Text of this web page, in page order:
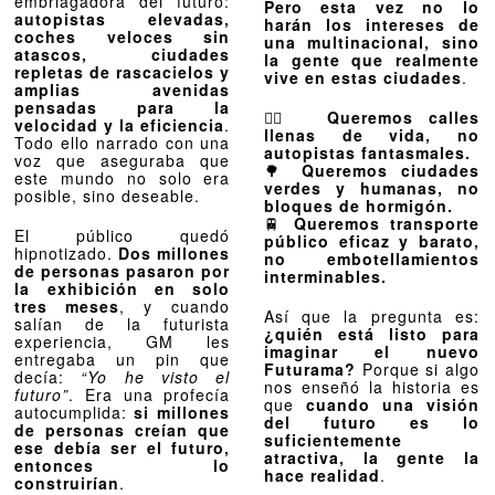
autopistas elevadas,
coches veloces sin
atascos, ciudades
repletas de rascacielos y
amplias avenidas
pensadas para la
velocidad y la eficiencia.
Todo ello narrado con una
voz que aseguraba que
este mundo no solo era
posible, sino deseable.
El público quedó
hipnotizado. Dos millones
de personas pasaron por
la exhibición en solo
tres meses, y cuando
salían de la futurista
experiencia, GM les
entregaba un pin que
decía: “Yo he visto el
futuro”. Era una profecía
autocumplida:si millones
de personas creían que
ese debía ser el futuro,
entonces lo
construirían.
Pero esta vez no lo
harán los intereses de
una multinacional, sino
la gente que realmente
vive en estas ciudades.
🚶‍♀️ Queremos calles
llenas de vida, no
autopistas fantasmales.
🌳 Queremos ciudades
verdes y humanas, no
bloques de hormigón.
🚆 Queremos transporte
público eficaz y barato,
no embotellamientos
interminables.
Así que la pregunta es:
¿quién está listo para
imaginar el nuevo
Futurama? Porque si algo
nos enseñó la historia es
que cuando una visión
del futuro es lo
suficientemente
atractiva, la gente la
hace realidad.